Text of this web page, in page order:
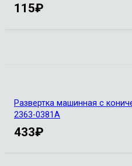
115₽
Развертка машинная с
2363-0381А
433₽